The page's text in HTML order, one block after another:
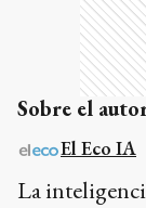
Sobre el
El Eco IA
La